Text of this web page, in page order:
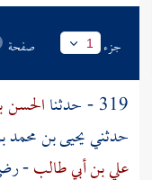
جزء 1 صفحة
319 - حدثنا الحسن
حدثنييحيى بن
علي بن أبي طالب-